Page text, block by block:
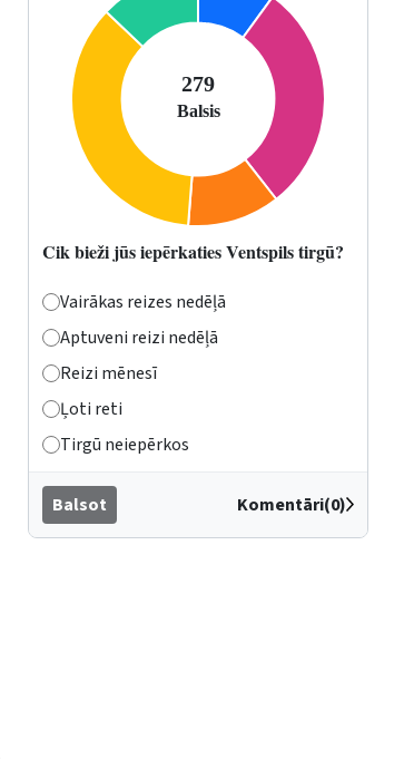
Cik bieži jūs iepērkaties Ventspils tirgū?
Vairākas reizes nedēļā
Aptuveni reizi nedēļā
Reizi mēnesī
Ļoti reti
Tirgū neiepērkos
Balsot Komentāri(0)